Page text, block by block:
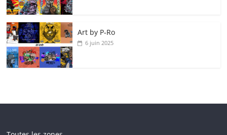
Art by P‑Ro
6 juin 2025